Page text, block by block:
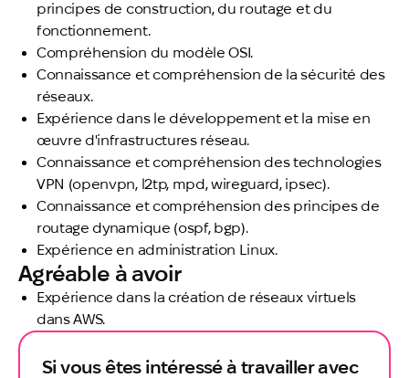
principes de construction, du routage et du
fonctionnement.
Compréhension du modèle OSI.
Connaissance et compréhension de la sécurité des
réseaux.
Expérience dans le développement et la mise en
œuvre d'infrastructures réseau.
Connaissance et compréhension des technologies
VPN (openvpn, l2tp, mpd, wireguard, ipsec).
Connaissance et compréhension des principes de
routage dynamique (ospf, bgp).
Expérience en administration Linux.
Agréable à avoir
Expérience dans la création de réseaux virtuels
dans AWS.
Si vous êtes intéressé à travailler avec